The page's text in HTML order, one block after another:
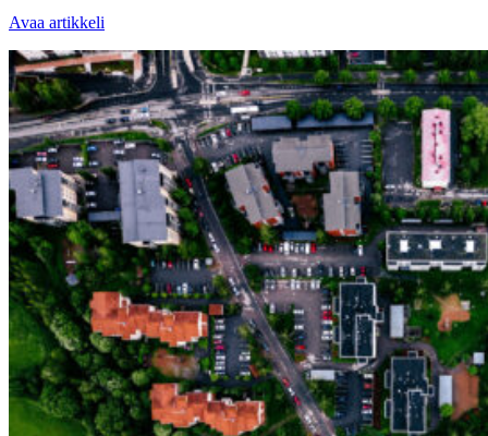
Avaa artikkeli